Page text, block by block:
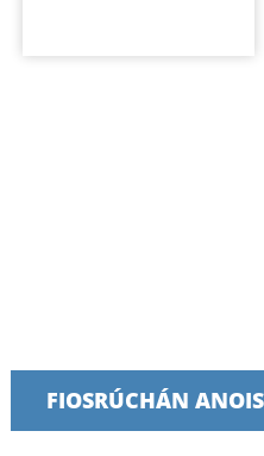
FIOSRÚCHÁN ANOIS